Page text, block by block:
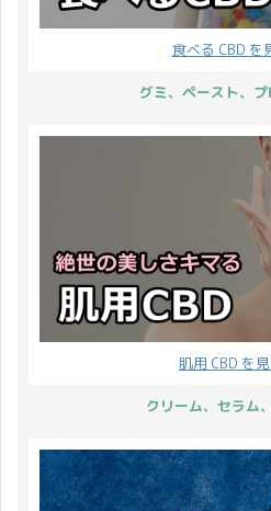
食べる CBD を
グミ、ペースト、
肌用 CBD を
クリーム、セラム